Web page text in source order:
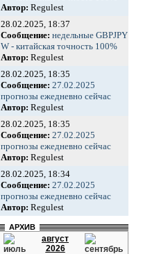
Автор: Regulest
28.02.2025, 18:37
Сообщение: недельные GBPJPY
W - китайская точность 100%
Автор: Regulest
28.02.2025, 18:35
Сообщение: 27.02.2025
прогнозы ежедневно сейчас
Автор: Regulest
28.02.2025, 18:35
Сообщение: 27.02.2025
прогнозы ежедневно сейчас
Автор: Regulest
28.02.2025, 18:34
Сообщение: 27.02.2025
прогнозы ежедневно сейчас
Автор: Regulest
АРХИВ
август
2026